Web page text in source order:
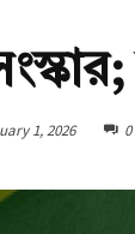
1, 2026 0